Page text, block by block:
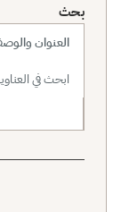
بحث
نطاق البحث